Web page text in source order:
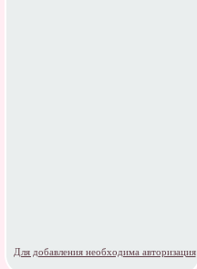
Для добавления необходима авторизация